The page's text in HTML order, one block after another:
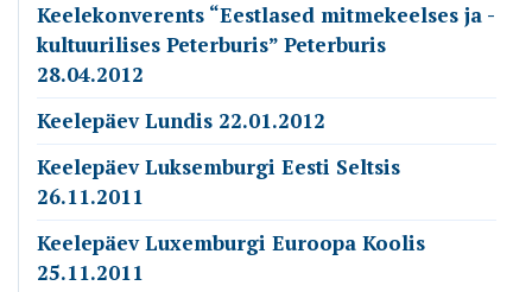
Keelekonverents “Eestlased mitmekeelses ja -
kultuurilises Peterburis” Peterburis
28.04.2012
Keelepäev Lundis 22.01.2012
Keelepäev Luksemburgi Eesti Seltsis
26.11.2011
Keelepäev Luxemburgi Euroopa Koolis
25.11.2011